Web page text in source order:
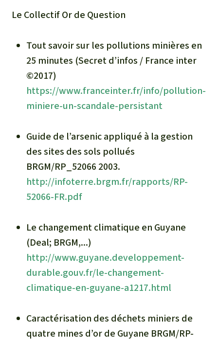
Le Collectif Or de Question
Tout savoir sur les pollutions minières en
25 minutes (Secret d’infos / France inter
©2017)
https://www.franceinter.fr/info/pollution-
miniere-un-scandale-persistant
Guide de l’arsenic appliqué à la gestion
des sites des sols pollués
BRGM/RP_52066 2003.
http://infoterre.brgm.fr/rapports/RP-
52066-FR.pdf
Le changement climatique en Guyane
(Deal; BRGM,...)
http://www.guyane.developpement-
durable.gouv.fr/le-changement-
climatique-en-guyane-a1217.html
Caractérisation des déchets miniers de
quatre mines d’or de Guyane BRGM/RP-